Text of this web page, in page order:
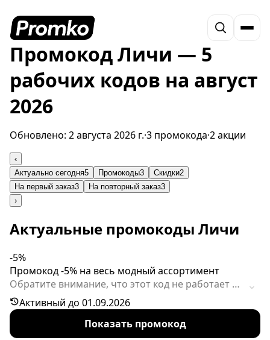
Промокод Личи — 5
рабочих кодов на август
2026
Обновлено: 2 августа 2026 г.·3 промокода·2 акции
‹
Актуально сегодня5 Промокоды3 Скидки2
На первый заказ3 На повторный заказ3
›
Актуальные промокоды Личи
-5%
Промокод -5% на весь модный ассортимент
Обратите внимание, что этот код не работает на
товары со сниженной ценой. Сроки действия
акции ограничены.
Активный до 01.09.2026
Показать промокод